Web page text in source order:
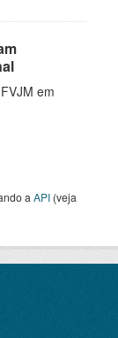
em
a API (veja